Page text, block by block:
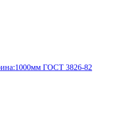
ГОСТ 3826-82